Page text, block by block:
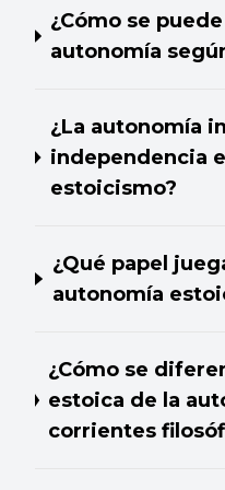
¿Cómo se
autonomía
¿La autonomía
independencia
estoicismo?
¿Qué papel
autonomía
¿Cómo se
estoica de la
corrientes